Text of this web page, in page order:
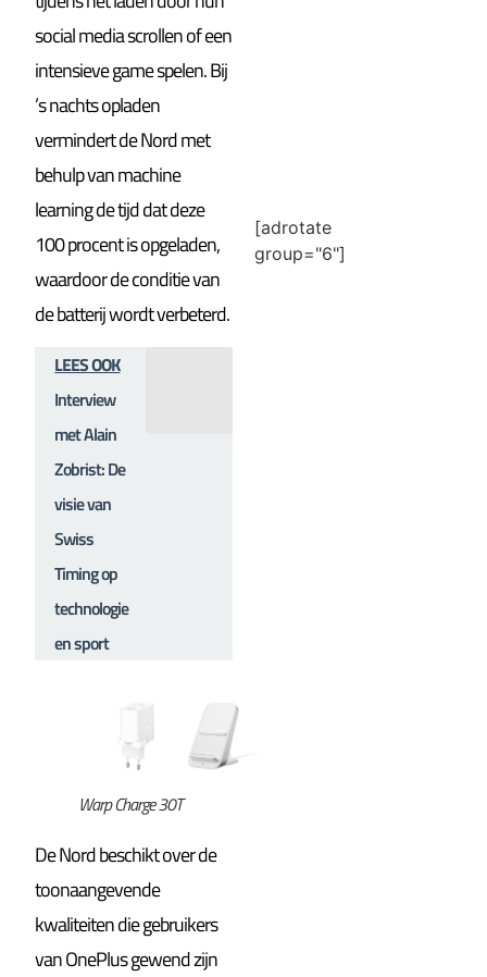
social media scrollen of een
intensieve game spelen. Bij
’s nachts opladen
vermindert de Nord met
behulp van machine
learning de tijd dat deze
100 procent is opgeladen,
waardoor de conditie van
de batterij wordt verbeterd.
LEES OOK
Interview
met Alain
Zobrist: De
visie van
Swiss
Timing op
technologie
en sport
Warp Charge 30T
De Nord beschikt over de
toonaangevende
kwaliteiten die gebruikers
van OnePlus gewend zijn
[adrotate
group="6"]